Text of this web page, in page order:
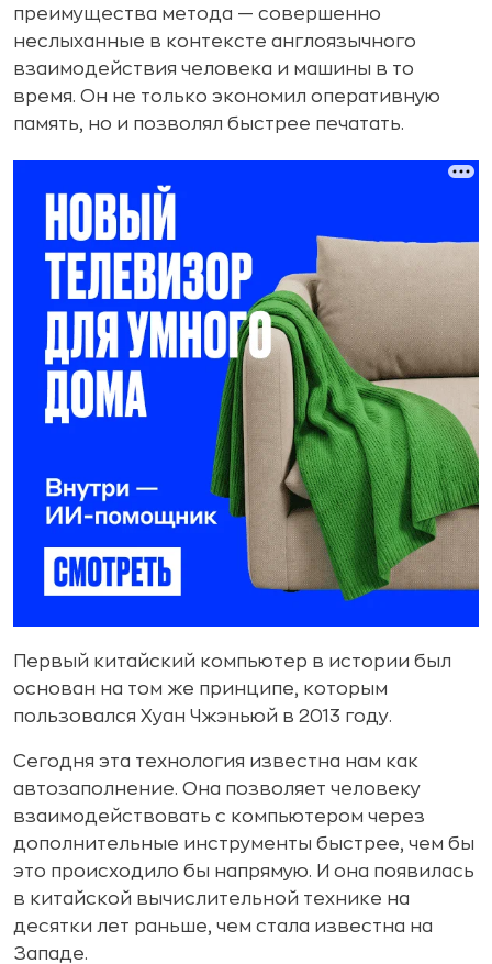
преимущества метода — совершенно
неслыханные в контексте англоязычного
взаимодействия человека и машины в то
время. Он не только экономил оперативную
память, но и позволял быстрее печатать.
Первый китайский компьютер в истории был
основан на том же принципе, которым
пользовался Хуан Чжэньюй в 2013 году.
Сегодня эта технология известна нам как
автозаполнение. Она позволяет человеку
взаимодействовать с компьютером через
дополнительные инструменты быстрее, чем бы
это происходило бы напрямую. И она появилась
в китайской вычислительной технике на
десятки лет раньше, чем стала известна на
Западе.